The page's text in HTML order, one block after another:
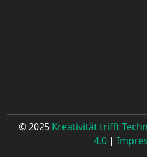
© 2025 Kreativität trifft
4.0 |